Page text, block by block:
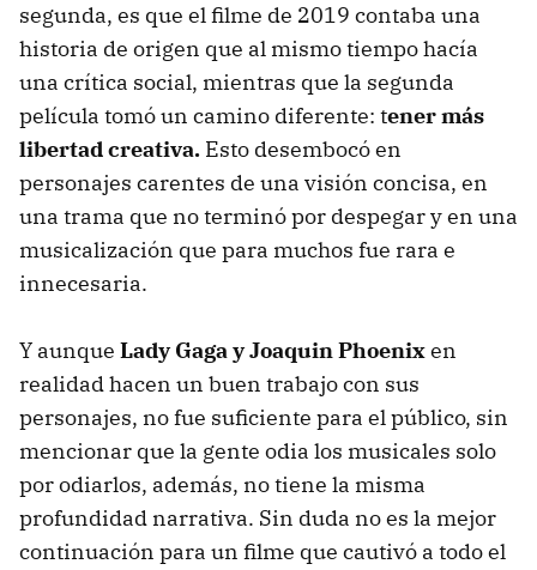
segunda, es que el filme de 2019 contaba una
historia de origen que al mismo tiempo hacía
una crítica social, mientras que la segunda
película tomó un camino diferente: tener más
libertad creativa. Esto desembocó en
personajes carentes de una visión concisa, en
una trama que no terminó por despegar y en una
musicalización que para muchos fue rara e
innecesaria.
Y aunque Lady Gaga y Joaquin Phoenixen
realidad hacen un buen trabajo con sus
personajes, no fue suficiente para el público, sin
mencionar que la gente odia los musicales solo
por odiarlos, además, no tiene la misma
profundidad narrativa. Sin duda no es la mejor
continuación para un filme que cautivó a todo el